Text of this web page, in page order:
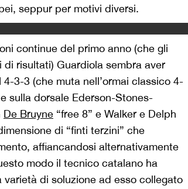
seppur per motivi diversi.
continue del primo anno (che gli
risultati) Guardiola sembra aver
3-3 (che muta nell’ormai classico 4-
sulla dorsale Ederson-Stones-
De Bruyne “free 8” e Walker e Delph
di “finti terzini” che
affiancandosi alternativamente
modo il tecnico catalano ha
di soluzione ad esso collegato